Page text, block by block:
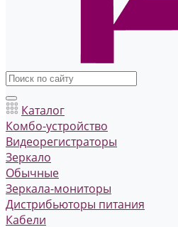
Каталог
Комбо-устройство
Видеорегистраторы
Зеркало
Обычные
Зеркала-мониторы
Дистрибьюторы питания
Кабели